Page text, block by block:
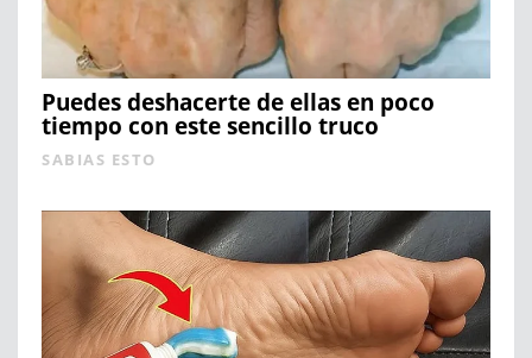
Puedes deshacerte de ellas en poco
tiempo con este sencillo truco
SABIAS ESTO